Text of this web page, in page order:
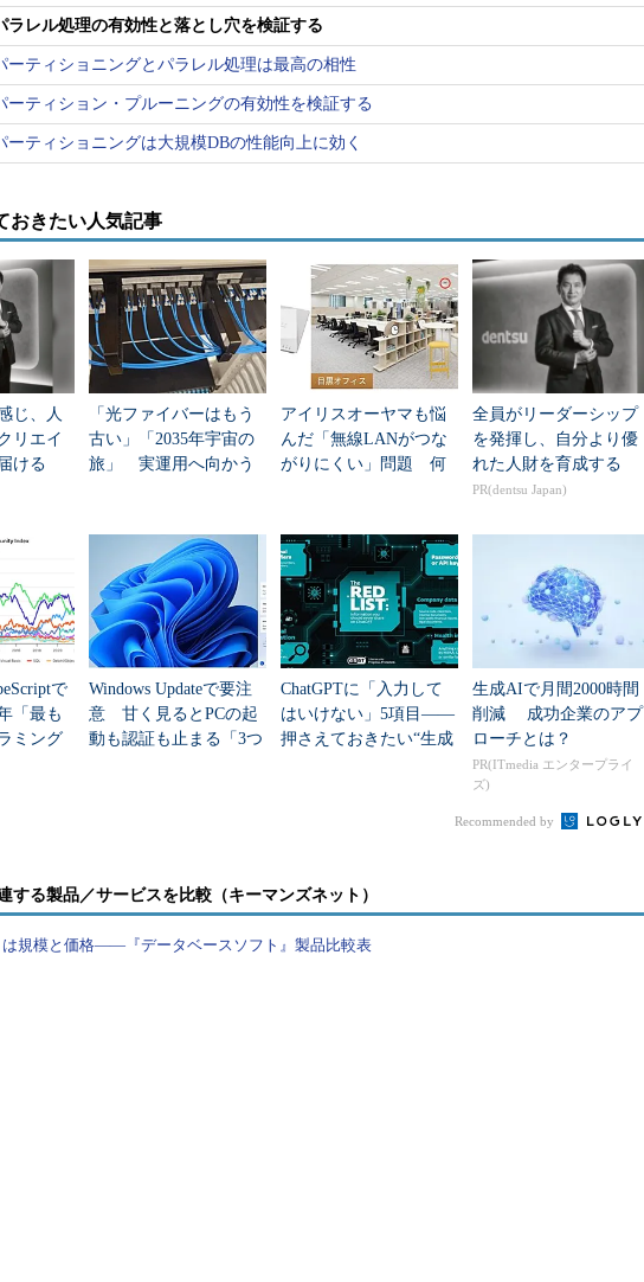
図14 SQL*Loader_非パラレル・CPU使用率の推移
図15 SQL*Loader_並列度2・CPU使用率の推移
ラレル処理の有効性と落とし穴を検証する
ーティショニングとパラレル処理は最高の相性
ーティション・プルーニングの有効性を検証する
ーティショニングは大規模DBの性能向上に効く
おきたい人気記事
じ、人
リエイ
ける
「光ファイバーはもう
古い」「2035年宇宙の
旅」 実運用へ向かう
アイリスオーヤマも悩
んだ「無線LANがつな
がりにくい」問題 何
全員がリーダーシップ
を発揮し、自分より優
れた人財を育成する
PR(dentsu Japan)
で
「最も
ミング
Windows Updateで要注
意 甘く見るとPCの起
動も認証も止まる「3つ
ChatGPTに「入力して
はいけない」5項目――
押さえておきたい“生成
生成AIで月間2000時間
削減 成功企業のアプ
ローチとは？
PR(ITmedia エンタープライ
ズ)
Recommended by
する製品／サービスを比較（キーマンズネット）
は規模と価格――『データベースソフト』製品比較表